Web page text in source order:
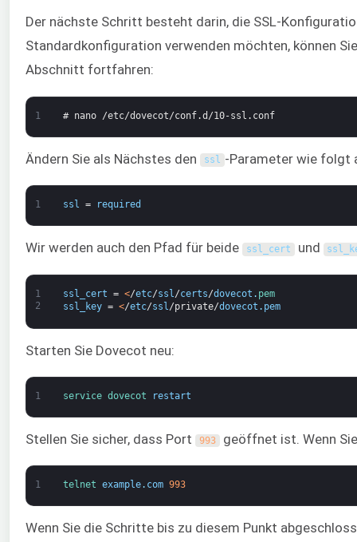
Der nächste Schritt besteht darin, die SSL-
Standardkonfiguration verwenden möchten, können
Abschnitt fortfahren:
1 # nano /etc/dovecot/conf.d/10-ssl.conf
Ändern Sie als Nächstes den ssl -Parameter wie folgt
1 ssl = required
Wir werden auch den Pfad für beide ssl_cert und
1
2
ssl_cert = </etc/ssl /certs/dovecot . pem
ssl_key = </etc/ssl/private/dovecot . pem
Starten Sie Dovecot neu:
1 service dovecot restart
Stellen Sie sicher, dass Port 993 geöffnet ist. Wenn
1 telnet example. com 993
Wenn Sie die Schritte bis zu diesem Punkt